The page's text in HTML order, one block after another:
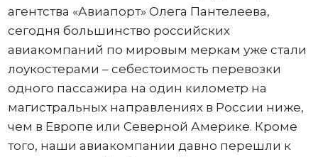
агентства «Авиапорт» Олега Пантелеева,
сегодня большинство российских
авиакомпаний по мировым меркам уже стали
лоукостерами – себестоимость перевозки
одного пассажира на один километр на
магистральных направлениях в России ниже,
чем в Европе или Северной Америке. Кроме
того, наши авиакомпании давно перешли к